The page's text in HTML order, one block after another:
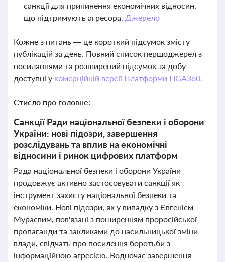
санкції для припинення економічних відносин,
що підтримують агресора. Джерело
Кожне з питань — це короткий підсумок змісту
публікацій за день. Повний список першоджерел з
посиланнями та розширений підсумок за добу
доступні у комерційній версії Платформи LIGA360.
Стисло про головне:
Санкції Ради національної безпеки і оборони
України: нові підозри, завершення
розслідувань та вплив на економічні
відносини і ринок цифрових платформ
Рада національної безпеки і оборони України
продовжує активно застосовувати санкції як
інструмент захисту національної безпеки та
економіки. Нові підозри, як у випадку з Євгенієм
Мураєвим, пов'язані з поширенням проросійської
пропаганди та закликами до насильницької зміни
влади, свідчать про посилення боротьби з
інформаційною агресією. Водночас завершення